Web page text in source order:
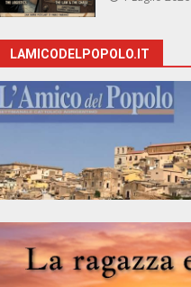
LAMICODELPOPOLO.IT